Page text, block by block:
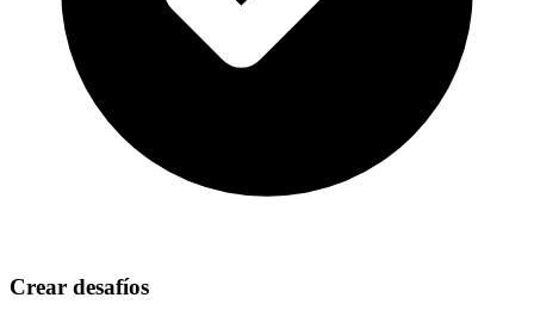
Crear desafíos